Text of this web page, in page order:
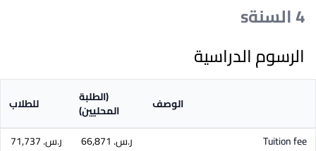
4 السنةs
الرسوم الدراسية
الوصف (الطلبة
المحليين) للطلاب
Tuition fee ر.س.‏ 66,871
ر.س.‏ 71,737